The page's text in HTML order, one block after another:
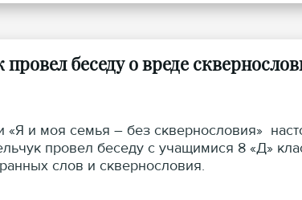
беседу о вреде
«Я и моя семья – без сквернословия»
провел беседу с учащимися 8 «Д»
слов и сквернословия.